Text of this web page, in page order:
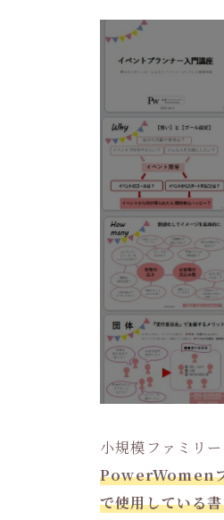
小規模ファミリ
PowerWomenプ
で使用している